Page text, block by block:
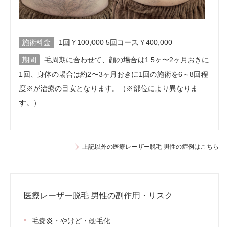
施術料金 1回￥100,000 5回コース￥400,000
期間
毛周期に合わせて、顔の場合は1.5ヶ〜2ヶ月おきに
1回、身体の場合は約2〜3ヶ月おきに1回の施術を6～8回程
度※が治療の目安となります。（※部位により異なりま
す。）
上記以外の医療レーザー脱毛 男性の症例はこちら
医療レーザー脱毛 男性の副作用・リスク
毛嚢炎・やけど・硬毛化